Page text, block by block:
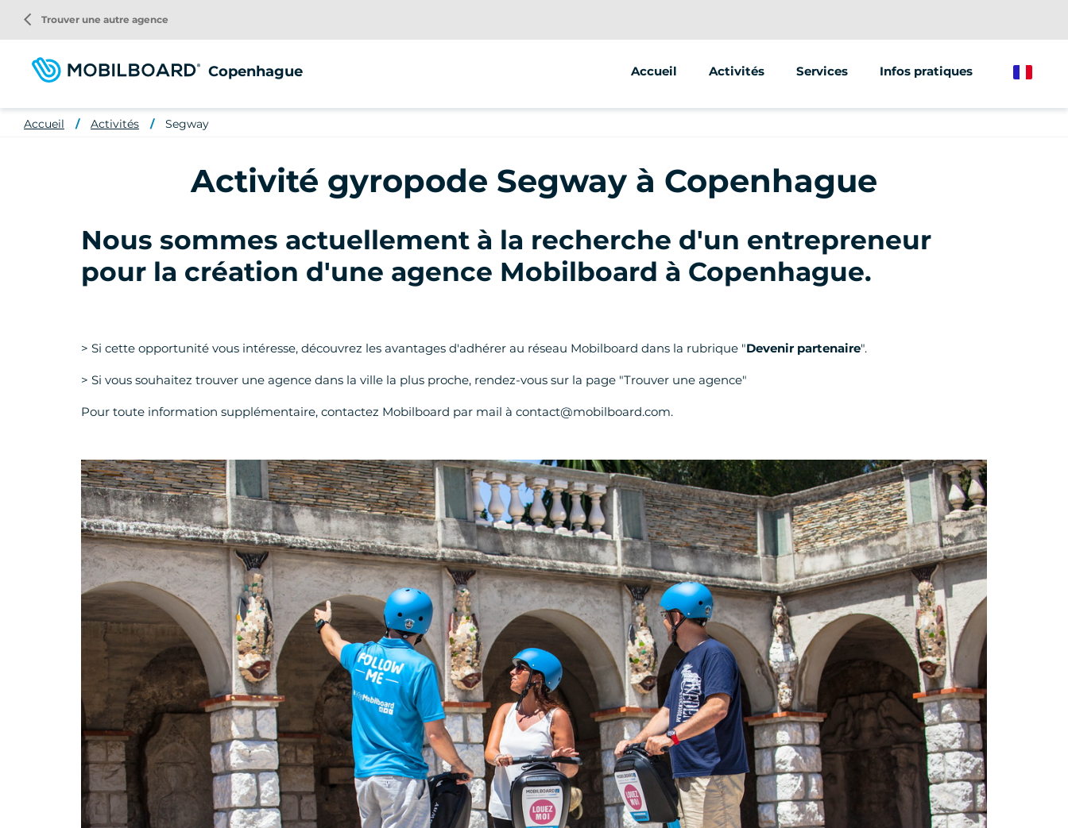
contenu
principal
Copenhague Accueil Activités
Segway
Vélo électrique
Services
Animations & Séminaires
Infos pratiques
arrow_back_ios Trouver une autre agence
Accueil Activités Segway
Activité gyropode Segway à Copenhague
Nous sommes actuellement à la recherche d'un entrepreneur
pour la création d'une agence Mobilboard à Copenhague.
> Si cette opportunité vous intéresse, découvrez les avantages d'adhérer au réseau Mobilboard dans la rubrique "Devenir partenaire".
> Si vous souhaitez trouver une agence dans la ville la plus proche, rendez-vous sur la page "Trouver une agence"
Pour toute information supplémentaire, contactez Mobilboard par mail à contact@mobilboard.com.